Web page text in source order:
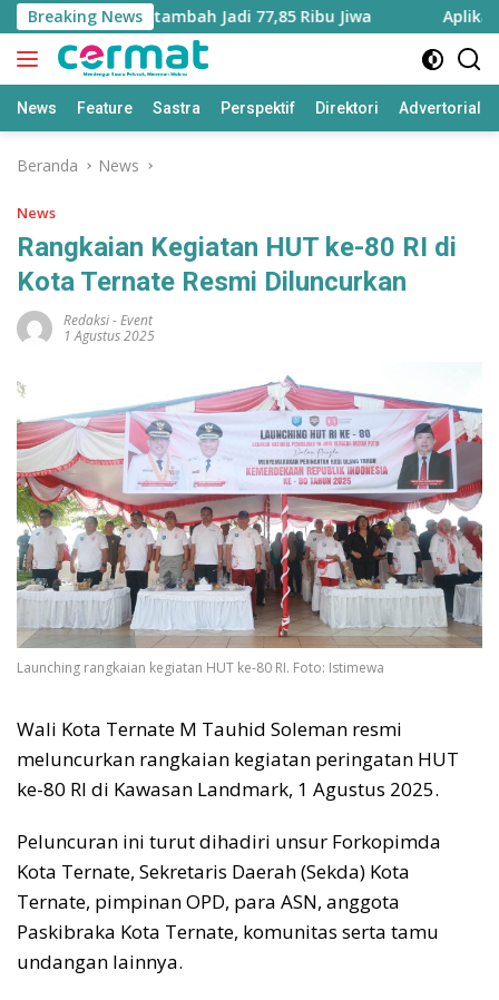
Langsung
ke
konten
Breaking News
Utara Bertambah Jadi 77,85 Ribu Jiwa Aplikasi
News Feature Sastra Perspektif Direktori Advertorial
Beranda News
News
Rangkaian Kegiatan HUT ke-80 RI di
Kota Ternate Resmi Diluncurkan
Redaksi-Event
1 Agustus 2025
Launching rangkaian kegiatan HUT ke-80 RI. Foto: Istimewa
Wali Kota Ternate M Tauhid Soleman resmi
meluncurkan rangkaian kegiatan peringatan HUT
ke-80 RI di Kawasan Landmark, 1 Agustus 2025.
Peluncuran ini turut dihadiri unsur Forkopimda
Kota Ternate, Sekretaris Daerah (Sekda) Kota
Ternate, pimpinan OPD, para ASN, anggota
Paskibraka Kota Ternate, komunitas serta tamu
undangan lainnya.